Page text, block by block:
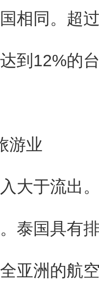
相同。超
到12%的
游业
大于流出
泰国具有
亚洲的航